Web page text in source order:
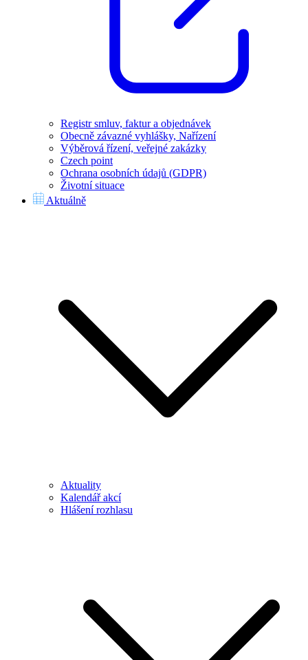
Registr smluv, faktur a objednávek
Obecně závazné vyhlášky, Nařízení
Výběrová řízení, veřejné zakázky
Czech point
Ochrana osobních údajů (GDPR)
Životní situace
Aktuálně
Aktuality
Kalendář akcí
Hlášení rozhlasu